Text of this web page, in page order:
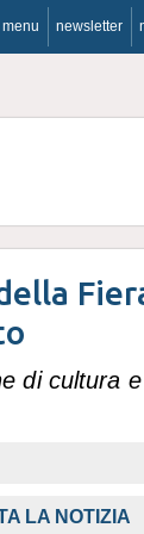
menu newsletter
di cultura
LA NOTIZIA